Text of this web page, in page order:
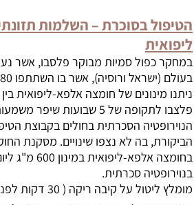
הטיפול בסוכרת – השלמות
ליפואית
פלצבו לתקופה של 5 שבועות
הנוירופטיה הסכרתית בחולים בקבוצת
הביקורת, בה לא נצפו שינויים. מסקנת
בחומצה אלפא-
בנוירופטיה סכרתית.
מומלץ ליטול על קיבה ריקה ( 30 דקות לפני האוכל).